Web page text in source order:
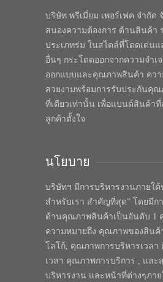
บริษัท พรีเมี่ยม เพอร์เฟค จำกัด
สนองความต้องการ ด้านสินค้า
ประเภทร่ม ในสไตล์ที่โดดเด่น
อื่นๆ กระโดดออกจากความจำเจ
ออกแบบและคุณภาพสินค้า ควา
สวยงามพร้อมการรับประกันคุ
ที่เดียวเท่านั้น เพื่อแบนด์สินค้า
ลูกค้าตั้งใจ
นโยบาย
บริษัทฯ มีการบริหารงานภายใ
สำหรับเรา สำคัญที่สุด” โดยมีก
ด้านคุณภาพสินค้าเป็นอันดับ 1
ความหมายถึง คุณภาพของสิน
โลโก้, คุณภาพการบริหารเวลา
เวลา คุณภาพการบริการ , แล
บริหารงาน และหน้าที่ต่างๆภาย